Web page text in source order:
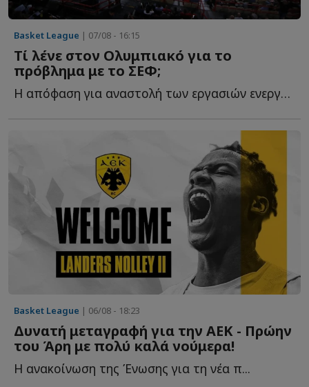
Basket League | 07/08 - 16:15
Τί λένε στον Ολυμπιακό για το
πρόβλημα με το ΣΕΦ;
Η απόφαση για αναστολή των εργασιών ενεργειακής αναβάθμισης δ...
Basket League | 06/08 - 18:23
Δυνατή μεταγραφή για την ΑΕΚ - Πρώην
του Άρη με πολύ καλά νούμερα!
Η ανακοίνωση της Ένωσης για τη νέα π...